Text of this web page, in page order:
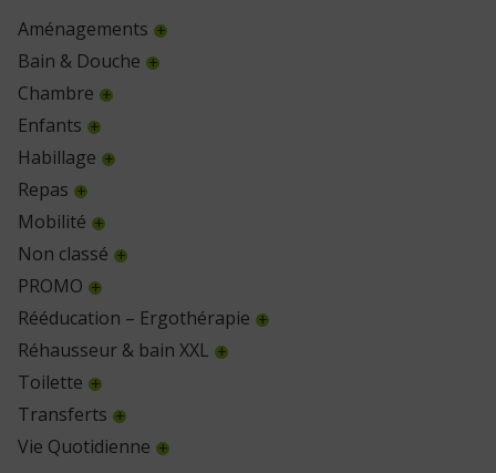
Aménagements
Bain & Douche
Chambre
Enfants
Habillage
Repas
Mobilité
Non classé
PROMO
Rééducation – Ergothérapie
Réhausseur & bain XXL
Toilette
Transferts
Vie Quotidienne